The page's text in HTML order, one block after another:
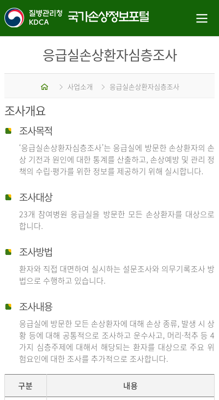
응급실손상환자심층조사
홈 사업소개 응급실손상환자심층조사
조사개요
조사목적
‘응급실손상환자심층조사’는 응급실에 방문한 손상환자의 손
상 기전과 원인에 대한 통계를 산출하고, 손상예방 및 관리 정
책의 수립·평가를 위한 정보를 제공하기 위해 실시합니다.
조사대상
23개 참여병원 응급실을 방문한 모든 손상환자를 대상으로
합니다.
조사방법
환자와 직접 대면하여 실시하는 설문조사와 의무기록조사 방
법으로 수행하고 있습니다.
조사내용
응급실에 방문한 모든 손상환자에 대해 손상 종류, 발생 시 상
황 등에 대해 공통적으로 조사하고 운수사고, 머리·척추 등 4
가지 심층주제에 대해서 해당되는 환자를 대상으로 주요 위
험요인에 대한 조사를 추가적으로 조사합니다.
구분 내용